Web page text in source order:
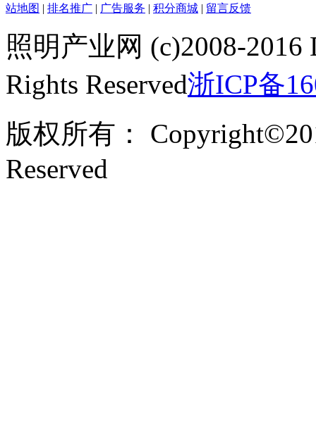
站地图 | 排名推广 | 广告服务 | 积分商城 | 留言反馈
照明产业网 (c)2008-
Rights Reserved浙ICP备
版权所有：
Reserved